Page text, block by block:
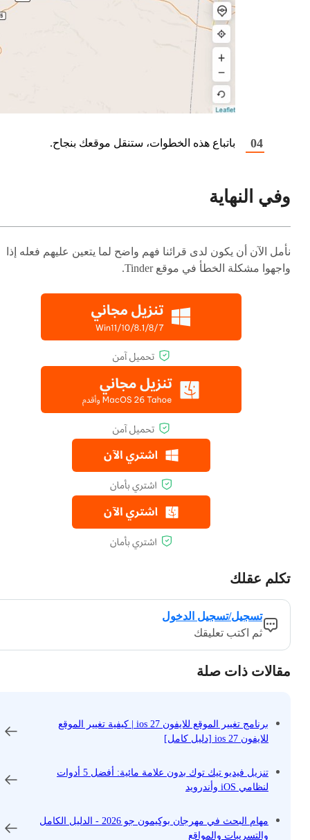
باتباع هذه الخطوات، ستنقل موقعك بنجاح.
وفي النهاية
نأمل الآن أن يكون لدى قرائنا فهم واضح لما يتعين عليهم فعله إذا
واجهوا مشكلة الخطأ في موقع Tinder.
تكلم عقلك
تسجيل/تسجيل الدخول
ثم اكتب تعليقك
مقالات ذات صلة
برنامج تغيير الموقع للايفون ios 27 | كيفية تغيير الموقع
للايفون ios 27 [دليل كامل]
تنزيل فيديو تيك توك بدون علامة مائية: أفضل 5 أدوات
لنظامي iOS وأندرويد
مهام البحث في مهرجان بوكيمون جو 2026 - الدليل الكامل
والتسريبات والمواقع